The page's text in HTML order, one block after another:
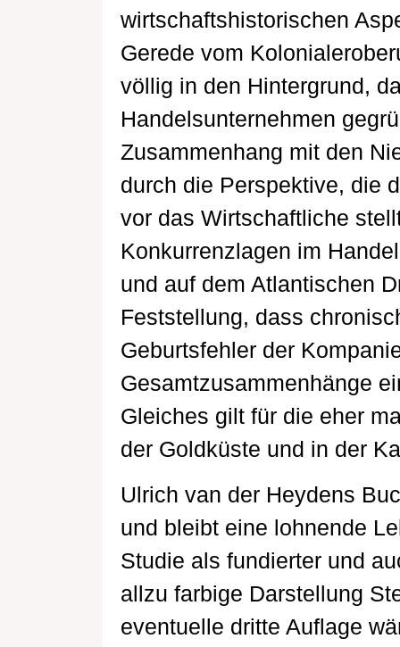
wirtschaftshistorischen
Gerede vom
völlig in den Hintergrund,
Handelsunternehmen
Zusammenhang mit den
durch die Perspektive, die
vor das Wirtschaftliche
Konkurrenzlagen im
und auf dem Atlantischen
Feststellung, dass
Geburtsfehler der
Gesamtzusammenhänge
Gleiches gilt für die eher
der Goldküste und in der
Ulrich van der Heydens
und bleibt eine lohnende
Studie als fundierter und
allzu farbige Darstellung
eventuelle dritte Auflage